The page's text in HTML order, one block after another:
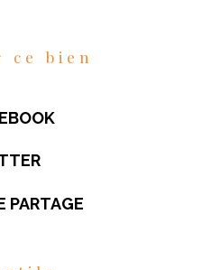
ce bien
PARTAGE